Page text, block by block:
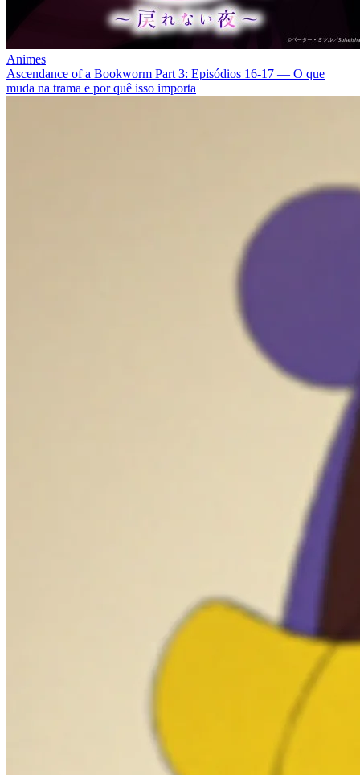
Animes
Ascendance of a Bookworm Part 3: Episódios 16‑17 — O que
muda na trama e por quê isso importa